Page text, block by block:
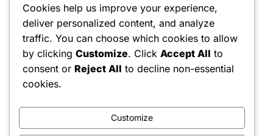
Tietoja
Kategoriat
Pelin säännöt 1v1 Pickleballissa
Rikkomussäännöt 1v1 pickleballissa
Cookies help us improve your experience,
deliver personalized content, and analyze
traffic. You can choose which cookies to allow
by clicking Customize. Click Accept All to
consent or Reject All to decline non-essential
cookies.
Customize